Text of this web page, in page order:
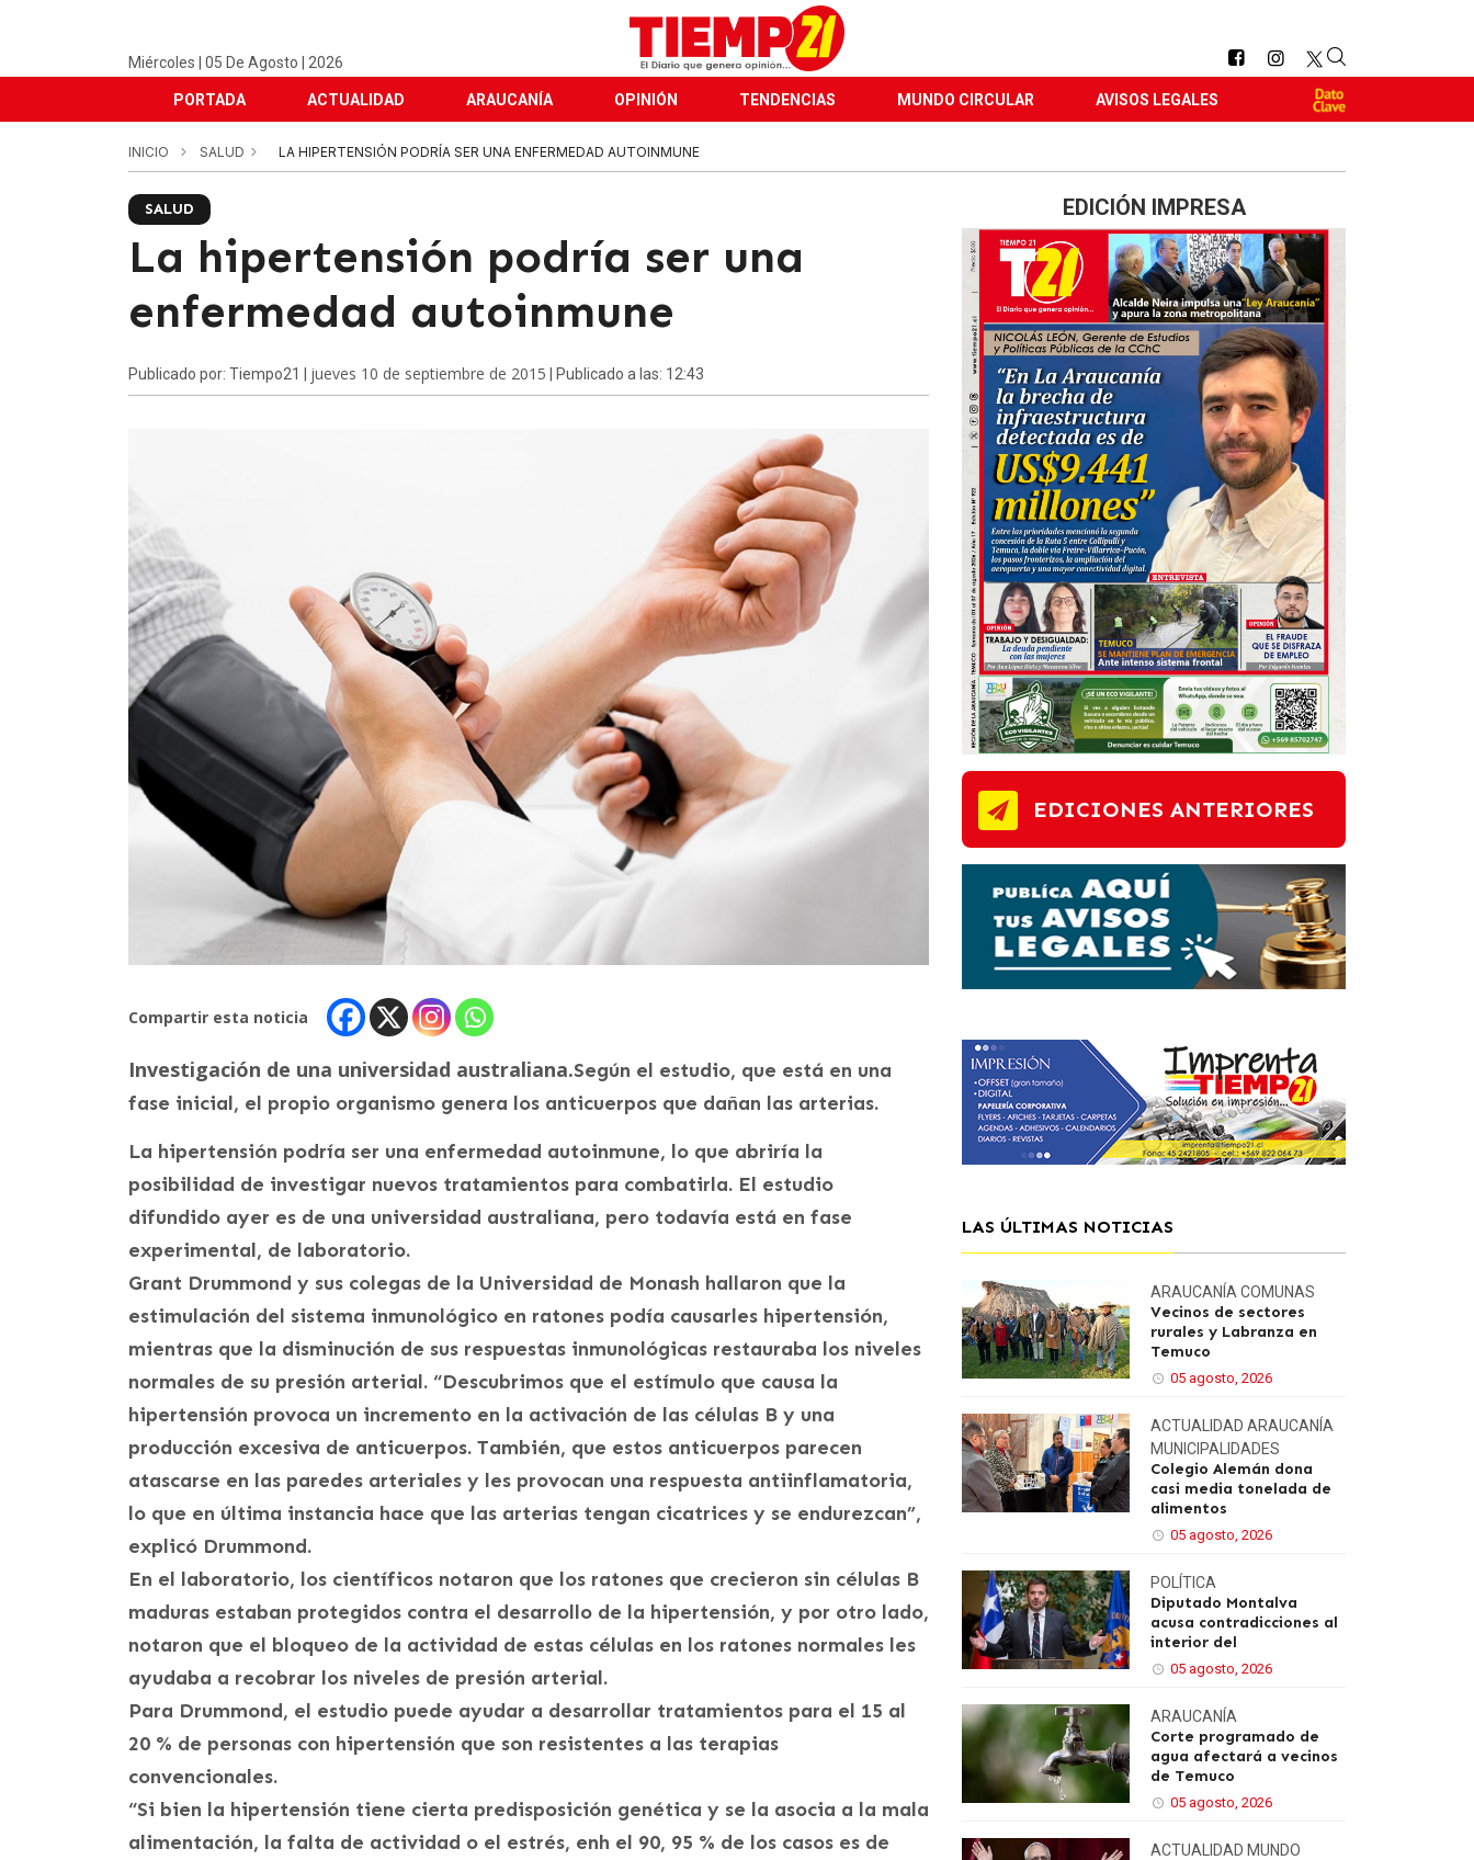
Miércoles | 05 De Agosto | 2026
PORTADA ACTUALIDAD ARAUCANÍA OPINIÓN TENDENCIAS MUNDO CIRCULAR AVISOS LEGALES
INICIO SALUD LA HIPERTENSIÓN PODRÍA SER UNA ENFERMEDAD AUTOINMUNE
SALUD
La hipertensión podría ser una
enfermedad autoinmune
Publicado por: Tiempo21 | jueves 10 de septiembre de 2015 | Publicado a las: 12:43
Compartir esta noticia
Investigación de una universidad australiana.Según el estudio, que está en una
fase inicial, el propio organismo genera los anticuerpos que dañan las arterias.
La hipertensión podría ser una enfermedad autoinmune, lo que abriría la
posibilidad de investigar nuevos tratamientos para combatirla. El estudio
difundido ayer es de una universidad australiana, pero todavía está en fase
experimental, de laboratorio.
Grant Drummond y sus colegas de la Universidad de Monash hallaron que la
estimulación del sistema inmunológico en ratones podía causarles hipertensión,
mientras que la disminución de sus respuestas inmunológicas restauraba los niveles
normales de su presión arterial. “Descubrimos que el estímulo que causa la
hipertensión provoca un incremento en la activación de las células B y una
producción excesiva de anticuerpos. También, que estos anticuerpos parecen
atascarse en las paredes arteriales y les provocan una respuesta antiinflamatoria,
lo que en última instancia hace que las arterias tengan cicatrices y se endurezcan”,
explicó Drummond.
En el laboratorio, los científicos notaron que los ratones que crecieron sin células B
maduras estaban protegidos contra el desarrollo de la hipertensión, y por otro lado,
notaron que el bloqueo de la actividad de estas células en los ratones normales les
ayudaba a recobrar los niveles de presión arterial.
Para Drummond, el estudio puede ayudar a desarrollar tratamientos para el 15 al
20 % de personas con hipertensión que son resistentes a las terapias
convencionales.
“Si bien la hipertensión tiene cierta predisposición genética y se la asocia a la mala
alimentación, la falta de actividad o el estrés, enh el 90, 95 % de los casos es de
EDICIÓN IMPRESA
EDICIONES ANTERIORES
LAS ÚLTIMAS NOTICIAS
ARAUCANÍA COMUNAS
Vecinos de sectores
rurales y Labranza en
Temuco
05 agosto, 2026
ACTUALIDAD ARAUCANÍA
MUNICIPALIDADES
Colegio Alemán dona
casi media tonelada de
alimentos
05 agosto, 2026
POLÍTICA
Diputado Montalva
acusa contradicciones al
interior del
05 agosto, 2026
ARAUCANÍA
Corte programado de
agua afectará a vecinos
de Temuco
05 agosto, 2026
ACTUALIDAD MUNDO